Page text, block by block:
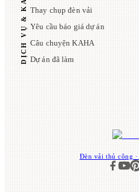
DỊCH VỤ & KAHA Thay chụp đèn vải
Yêu cầu báo giá dự án
Câu chuyện KAHA
Dự án đã làm
Đèn vải thủ công